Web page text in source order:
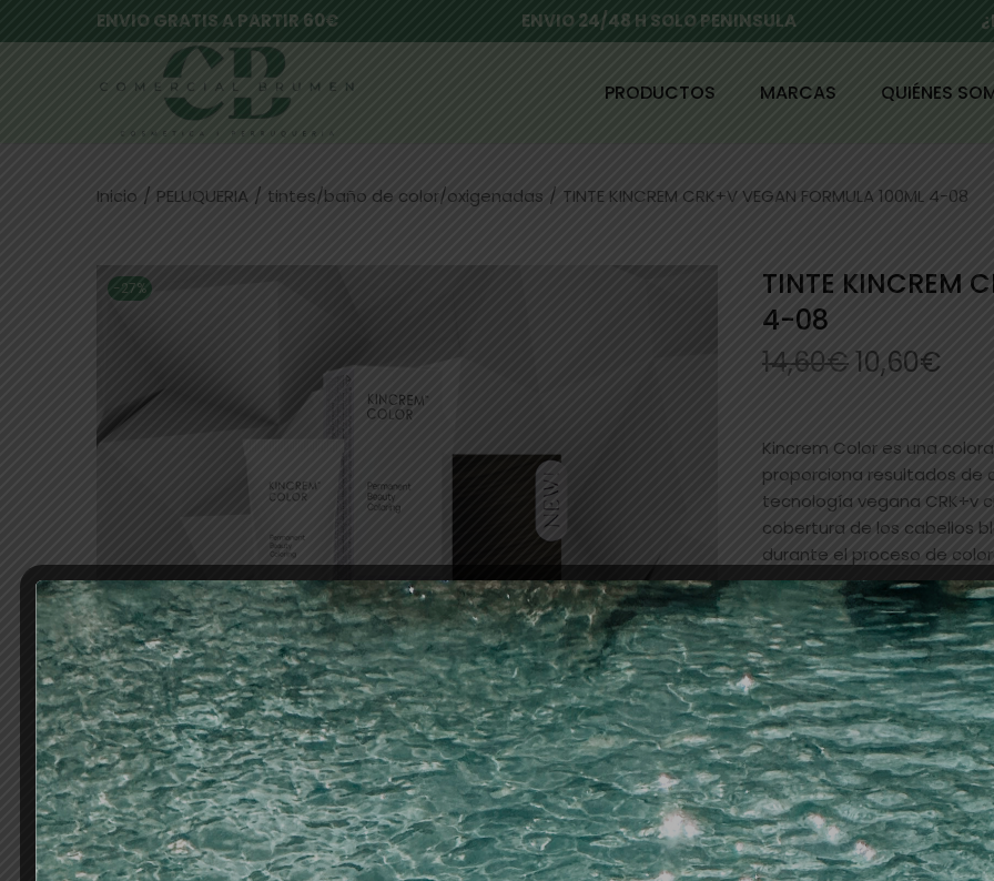
ENVIO GRATIS A PARTIR 60€ ENVIO 24/48 H SOLO PENINSULA
PRODUCTOS MARCAS QUIÉNES
Inicio / PELUQUERIA / tintes/baño de color/oxigenadas / TINTE KINCREM CRK+V VEGAN FORMULA 100ML 4-08
-27%
TINTE KINCREM
4-08
14,60€10,60€
Kincrem Color es una
proporciona resultados de
tecnología vegana CRK+v
cobertura de los cabellos
durante el proceso de
Añadir a la lista de
SKU:25423
Categorías:PELUQUERIA,